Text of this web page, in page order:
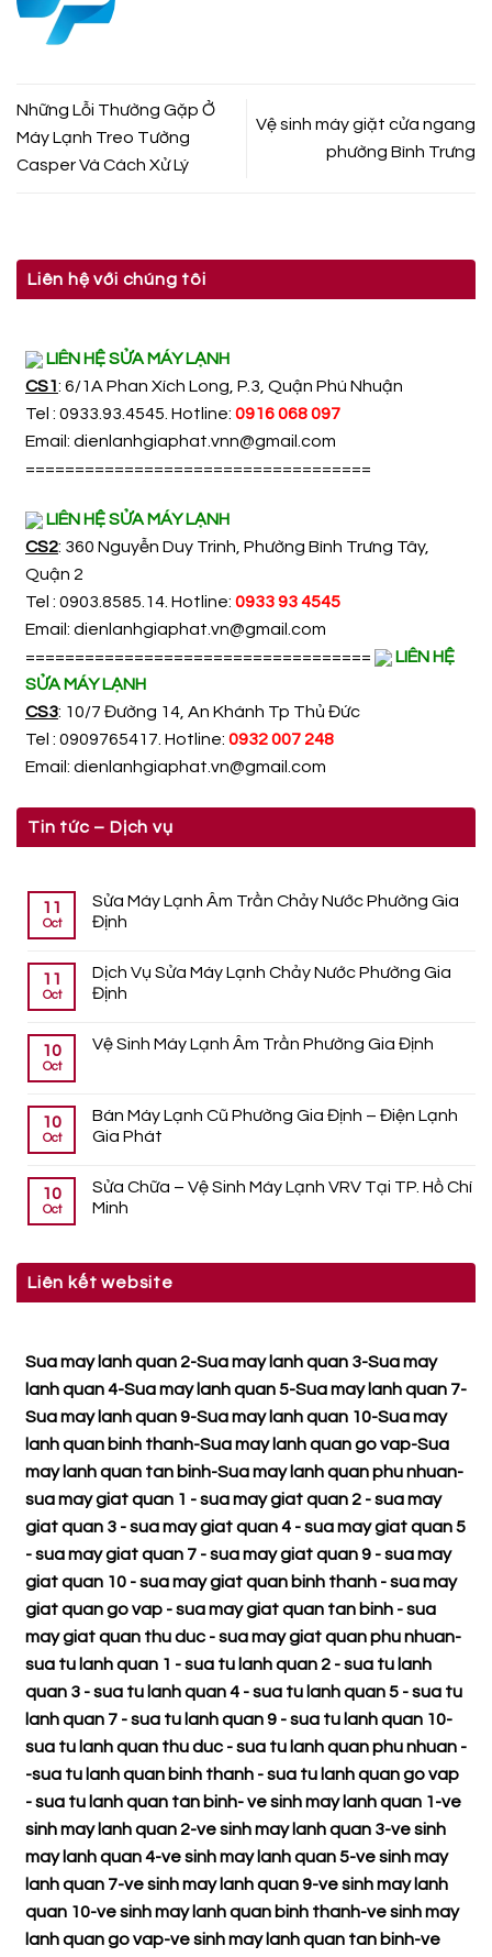
Những Lỗi Thường Gặp Ở
Máy Lạnh Treo Tường
Casper Và Cách Xử Lý
Vệ sinh máy giặt cửa ngang
phường Bình Trưng
Liên hệ với chúng tôi
LIÊN HỆ SỬA MÁY LẠNH
CS1: 6/1A Phan Xích Long, P.3, Quận Phú Nhuận
Tel : 0933.93.4545. Hotline: 0916 068 097
Email: dienlanhgiaphat.vnn@gmail.com
===================================
LIÊN HỆ SỬA MÁY LẠNH
CS2: 360 Nguyễn Duy Trinh, Phường Bình Trưng Tây,
Quận 2
Tel : 0903.8585.14. Hotline: 0933 93 4545
Email: dienlanhgiaphat.vn@gmail.com
===================================
LIÊN HỆ
SỬA MÁY LẠNH
CS3: 10/7 Đường 14, An Khánh Tp Thủ Đức
Tel : 0909765417. Hotline: 0932 007 248
Email: dienlanhgiaphat.vn@gmail.com
Tin tức – Dịch vụ
11
Oct
Sửa Máy Lạnh Âm Trần Chảy Nước Phường Gia
Định
11
Oct
Dịch Vụ Sửa Máy Lạnh Chảy Nước Phường Gia
Định
10
Oct
Vệ Sinh Máy Lạnh Âm Trần Phường Gia Định
10
Oct
Bán Máy Lạnh Cũ Phường Gia Định – Điện Lạnh
Gia Phát
10
Oct
Sửa Chữa – Vệ Sinh Máy Lạnh VRV Tại TP. Hồ Chí
Minh
Liên kết website
Sua may lanh quan 2-Sua may lanh quan 3-Sua may
lanh quan 4-Sua may lanh quan 5-Sua may lanh quan 7-
Sua may lanh quan 9-Sua may lanh quan 10-Sua may
lanh quan binh thanh-Sua may lanh quan go vap-Sua
may lanh quan tan binh-Sua may lanh quan phu nhuan-
sua may giat quan 1 -sua may giat quan 2 -sua may
giat quan 3 -sua may giat quan 4 -sua may giat quan 5
-sua may giat quan 7 -sua may giat quan 9 -sua may
giat quan 10 -sua may giat quan binh thanh -sua may
giat quan go vap -sua may giat quan tan binh -sua
may giat quan thu duc -sua may giat quan phu nhuan-
sua tu lanh quan 1 -sua tu lanh quan 2 -sua tu lanh
quan 3 -sua tu lanh quan 4 -sua tu lanh quan 5 -sua tu
lanh quan 7 -sua tu lanh quan 9 -sua tu lanh quan 10-
sua tu lanh quan thu duc -sua tu lanh quan phu nhuan -
-sua tu lanh quan binh thanh -sua tu lanh quan go vap
-sua tu lanh quan tan binh-ve sinh may lanh quan 1-ve
sinh may lanh quan 2-ve sinh may lanh quan 3-ve sinh
may lanh quan 4-ve sinh may lanh quan 5-ve sinh may
lanh quan 7-ve sinh may lanh quan 9-ve sinh may lanh
quan 10-ve sinh may lanh quan binh thanh-ve sinh may
lanh quan go vap-ve sinh may lanh quan tan binh-ve